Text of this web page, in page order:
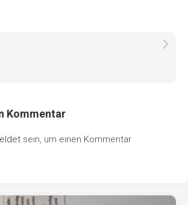
Kommentar
sein, um einen Kommentar